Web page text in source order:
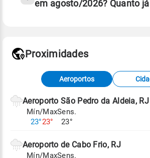
em agosto/2026? Quanto
Fonte: dados combinados de
meteorológicas e satélite do Centro
de Tempo e Estudos Climáticos
Para obter mais informações sobre
Proximidades
Aeroportos
Aeroporto São Pedro da Aldeia, RJ
Mín/Max
23°23°
Sens.
23°
Aeroporto de Cabo Frio, RJ
Mín/MaxSens.